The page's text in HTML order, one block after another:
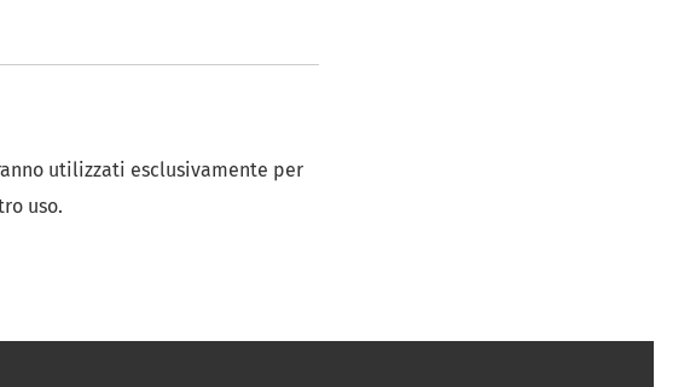
utilizzati esclusivamente per
uso.